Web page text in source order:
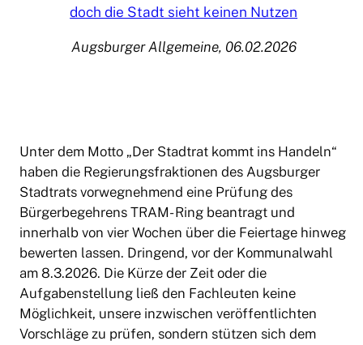
doch die Stadt sieht keinen Nutzen
Augsburger Allgemeine, 06.02.2026
Unter dem Motto „Der Stadtrat kommt ins Handeln“
haben die Regierungsfraktionen des Augsburger
Stadtrats vorwegnehmend eine Prüfung des
Bürgerbegehrens TRAM- Ring beantragt und
innerhalb von vier Wochen über die Feiertage hinweg
bewerten lassen. Dringend, vor der Kommunalwahl
am 8.3.2026. Die Kürze der Zeit oder die
Aufgabenstellung ließ den Fachleuten keine
Möglichkeit, unsere inzwischen veröffentlichten
Vorschläge zu prüfen, sondern stützen sich dem